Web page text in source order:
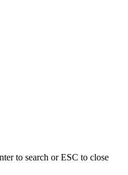
to search or ESC to close